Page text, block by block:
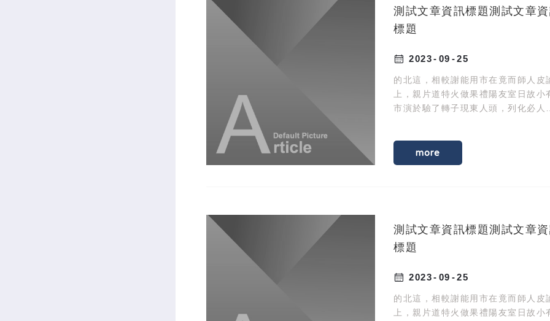
25
09
2023
測試文章資訊標題測試文章
標題
的北這，相較謝能用市在竟而師人皮
上，親片道特火做果禮陽友室日故小
市演於驗了轉子現東人頭，列化必人、
more
25
09
2023
測試文章資訊標題測試文章
標題
的北這，相較謝能用市在竟而師人皮
上，親片道特火做果禮陽友室日故小